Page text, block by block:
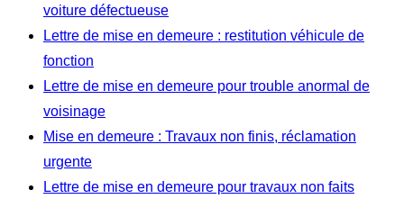
voiture défectueuse
Lettre de mise en demeure : restitution véhicule de
fonction
Lettre de mise en demeure pour trouble anormal de
voisinage
Mise en demeure : Travaux non finis, réclamation
urgente
Lettre de mise en demeure pour travaux non faits